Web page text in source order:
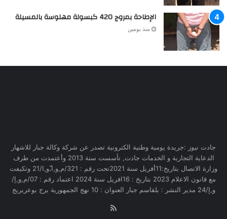
الإطاحة بمروج 420 كبسولة مهلوسة بالمسيلة
منذ يومين
جادت نيوز :جريدة يومية وطنية الكترونية تصدر عن شركة وكالة جبار للاشهار
الدعاية التجارية و الخدمات جادت, تأسست سنة 2013 وأعتمدت من طرف
وزارة الاتصال بتاريخ:11أفريل سنة 2021تحت رقم : 321/م,و,ا,ّو,ا/21 وتكيفت
مع قانون الاعلام 2023 بتاريخ : 16افريل سنة 2024 اعتماد رقم : 07/م,و,إ/
و,إ/24 مدير النشر : بلقاسم جبار العنوان : 10 نهج الجمهورية برج بوعريريج